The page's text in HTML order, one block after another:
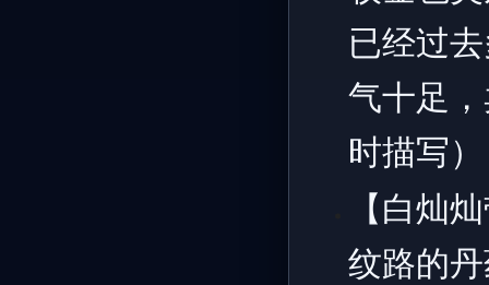
已经过
气十足
时描写）
【白灿
纹路的